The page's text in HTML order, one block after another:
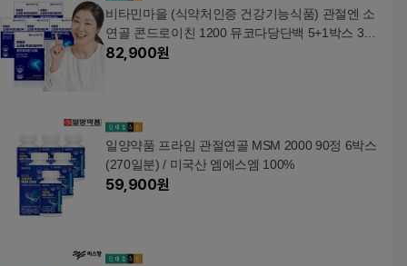
비타민마을 (식약처인증 건강기능식품) 관절엔 소
연골 콘드로이친 1200 뮤코다당단백 5+1박스 360
정 6개월
82,900원
일양약품 프라임 관절연골 MSM 2000 90정 6박스
(270일분) / 미국산 엠에스엠 100%
59,900원